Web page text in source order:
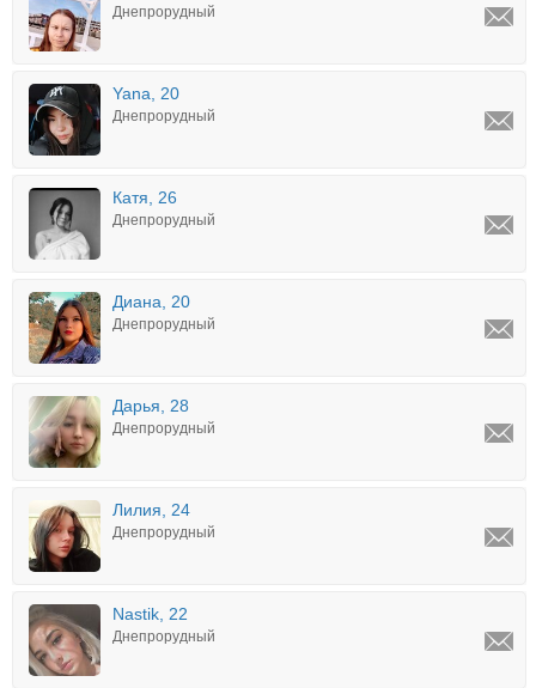
Днепрорудный
Yana, 20
Днепрорудный
Катя, 26
Днепрорудный
Диана, 20
Днепрорудный
Дарья, 28
Днепрорудный
Лилия, 24
Днепрорудный
Nastik, 22
Днепрорудный